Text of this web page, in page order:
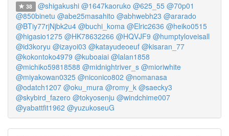
38 @shigakushi @1647kaoruko @625_55 @70p01
@850binetu @abe25masahito @abhwebh23 @ararado
@BTiy77rjNjbk2u4 @buchi_koma @Elric2636 @heiko0515
@higasio1275 @HK78632266 @HQVJF9 @humptyloveisall
@id3koryu @izayoi03 @katayudeoeuf @kisaran_77
@kokontoko4979 @kuboaiai @lalan1858
@michiko59818588 @midnightriver_s @mioriwhite
@miyakowan0325 @niconico802 @nomanasa
@odatch1207 @oku_mura @romy_k @saecky3
@skybird_fazero @tokyosenju @windchime007
@yabattfit1962 @yuzukoseuG